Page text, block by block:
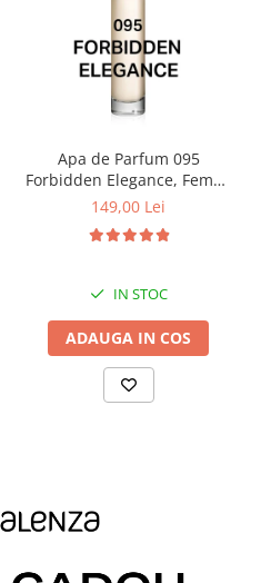
Apa de Parfum 095
Forbidden Elegance, Femei,
100 ml, Equivalenza
149,00 Lei
IN STOC
ADAUGA IN COS